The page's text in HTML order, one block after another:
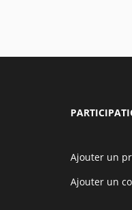
Ajouter un
Ajouter un